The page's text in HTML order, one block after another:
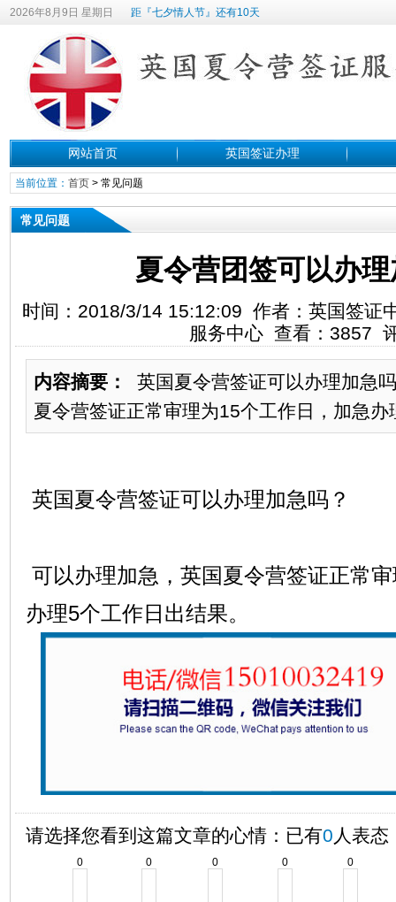
2026年8月9日 星期日 距『七夕情人节』还有10天
网站首页 英国签证办理
当前位置： 首页> 常见问题
常见问题
夏令营团签可以办
时间：2018/3/14 15:12:09 作者：英国签证
服务中心 查看：3857
内容摘要：
英国夏令营签证可以办理加急
夏令营签证正常审理为15个工作日，加急
英国夏令营签证可以办理加急吗？
可以办理加急，英国夏令营签证正常
办理5个工作日出结果。
请选择您看到这篇文章的心情：已有0 人表态
0 0 0 0 0